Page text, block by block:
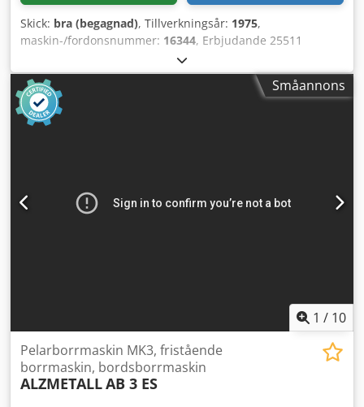
Skick: bra (begagnad), Tillverkningsår: 1975,
maskin-/fordonsnummer: 16344, Erbjudande 25511
Tekniska data: Chsdpfx Afey Rz Dfouja - Borrkapacitet i stål
ST 60: 28 mm - Max. borrkapacitet i stål ST 60: 32 mm -
Gängskärningsanordning - Borrspindelupptag MK 3 – lång
spindel - Borrspindelslag: 180 mm - 10 borrspindelvarvtal:
250 – 2100 varv/min - Utsprång ca: 290 mm - Max. avstånd
280 kg
Småannons
1 / 10
Pelarborrmaskin MK3, fristående
borrmaskin, bordsborrmaskin
ALZMETALLAB 3 ES